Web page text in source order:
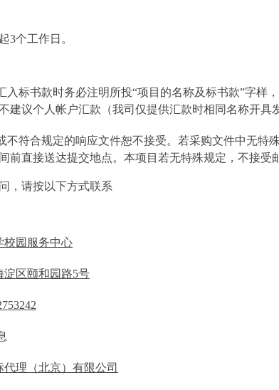
3个工作日。
入标书款时务必注明所投“项目的名称及标书款”字样
建议个人帐户汇款（我司仅提供汇款时相同名称开具
不符合规定的响应文件恕不接受。若采购文件中无特
前直接送达提交地点。本项目若无特殊规定，不接受
，请按以下方式联系
校园服务中心
淀区颐和园路5号
代理（北京）有限公司